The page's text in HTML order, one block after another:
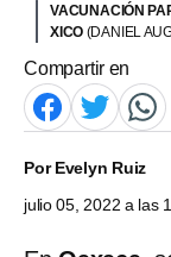
VACUNACIÓN
XICO (DANIEL
Compartir en
PorEvelyn Ruiz
julio 05, 2022 a las